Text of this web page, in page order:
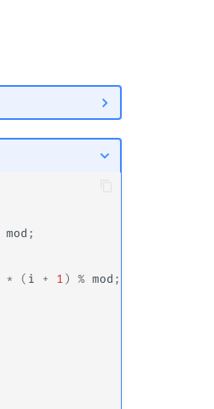
mod ;
* ( i + 1 ) % mod ;